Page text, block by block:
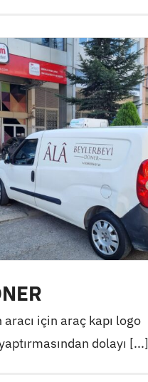
için araç kapı logo
dolayı [...]